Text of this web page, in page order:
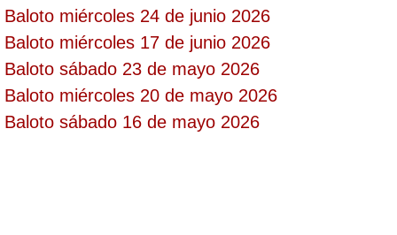
Motilon Noche
Paisita Día
Paisita Noche
Baloto miércoles 24 de junio 2026
Baloto miércoles 17 de junio 2026
Baloto sábado 23 de mayo 2026
Baloto miércoles 20 de mayo 2026
Baloto sábado 16 de mayo 2026